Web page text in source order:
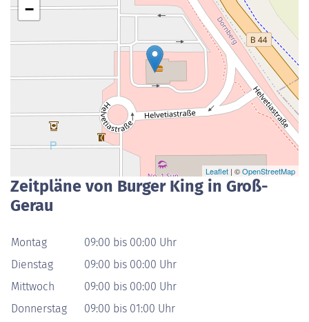
−
Leaflet | ©OpenStreetMap
Zeitpläne von Burger King in Groß-
Gerau
Montag
09:00 bis 00:00 Uhr
Dienstag
09:00 bis 00:00 Uhr
Mittwoch
09:00 bis 00:00 Uhr
Donnerstag
09:00 bis 01:00 Uhr